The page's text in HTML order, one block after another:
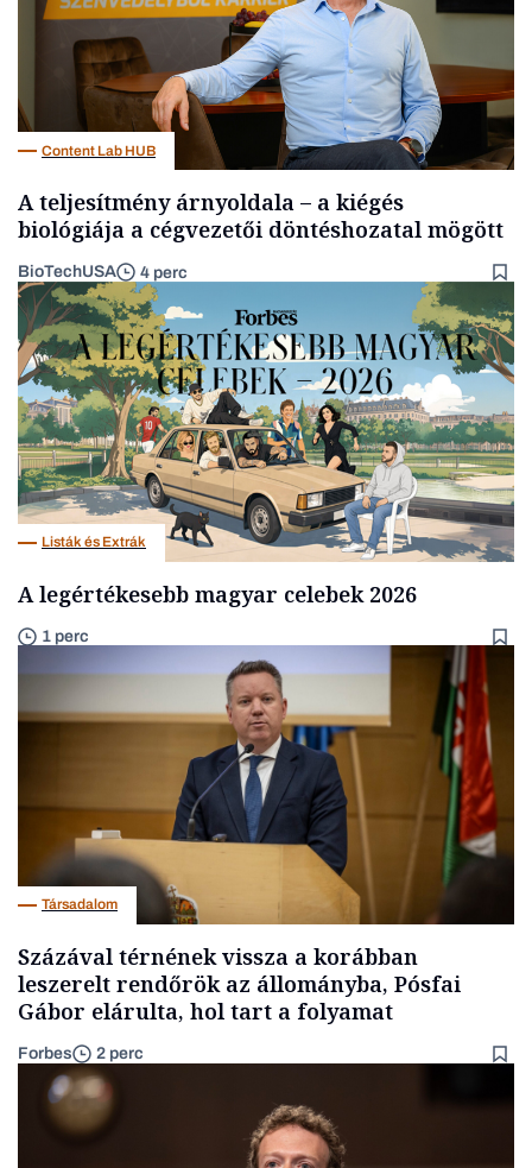
Content Lab HUB
A teljesítmény árnyoldala – a kiégés
biológiája a cégvezetői döntéshozatal mögött
BioTechUSA 4 perc
Listák és Extrák
A legértékesebb magyar celebek 2026
1 perc
Társadalom
Százával térnének vissza a korábban
leszerelt rendőrök az állományba, Pósfai
Gábor elárulta, hol tart a folyamat
Forbes 2 perc